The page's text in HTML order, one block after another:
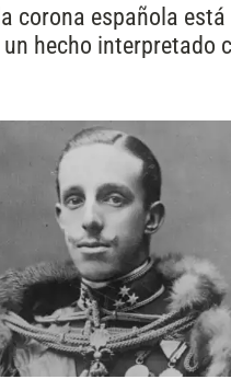
corona española está
hecho interpretado